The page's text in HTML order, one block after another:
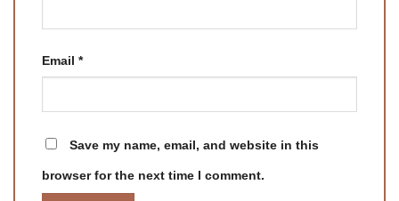
Email *
Save my name, email, and website in this
browser for the next time I comment.